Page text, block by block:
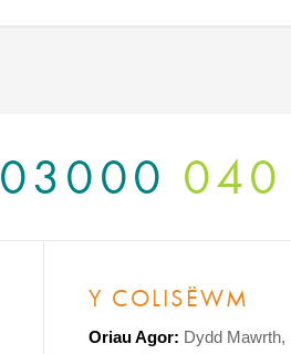
03000 040
Y COLISËWM
Oriau Agor: Dydd Mawrth,